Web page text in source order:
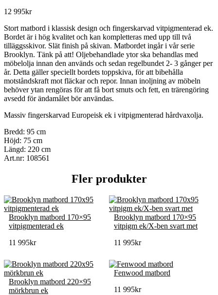
12 995kr
Stort matbord i klassisk design och fingerskarvad vitpigmenterad ek.
Bordet är i hög kvalitet och kan kompletteras med upp till två
tilläggsskivor. Slät finish på skivan. Matbordet ingår i vår serie
Brooklyn. Tänk på att! Oljebehandlade ytor ska behandlas med
möbelolja innan den används och sedan regelbundet 2- 3 gånger per
år. Detta gäller speciellt bordets toppskiva, för att bibehålla
motståndskraft mot fläckar och repor. Innan inoljning av möbeln
behöver ytan rengöras för att få bort smuts och fett, en trärengöring
avsedd för ändamålet bör användas.
Massiv fingerskarvad Europeisk ek i vitpigmenterad hårdvaxolja.
Bredd: 95 cm
Höjd: 75 cm
Längd: 220 cm
Art.nr: 108561
Fler produkter
Brooklyn matbord 170×95
vitpigmenterad ek
11 995kr
Brooklyn matbord 170×95
vitpigm ek/X-ben svart met
11 995kr
Brooklyn matbord 220×95
mörkbrun ek
Fenwood matbord
11 995kr